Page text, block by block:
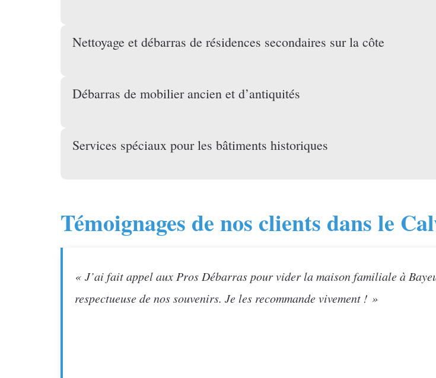
Nettoyage et débarras de résidences secondaires sur la côte
Débarras de mobilier ancien et d’antiquités
Services spéciaux pour les bâtiments historiques
Témoignages de nos clients dans le
« J’ai fait appel aux Pros Débarras pour vider la maison familiale à
respectueuse de nos souvenirs. Je les recommande vivement ! »